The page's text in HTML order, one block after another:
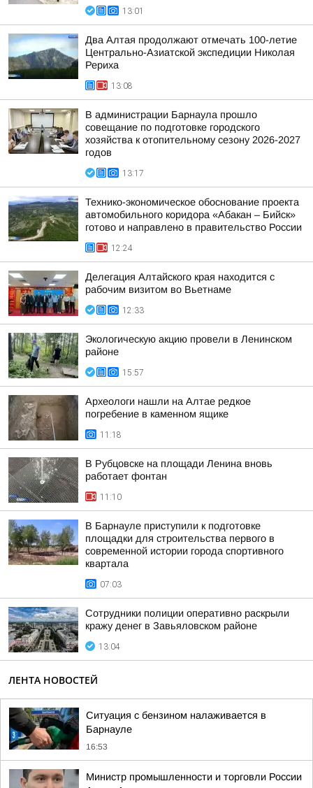
13:01
Два Алтая продолжают отмечать 100-летие
Центрально-Азиатской экспедиции Николая
Рериха
13:08
В администрации Барнаула прошло
совещание по подготовке городского
хозяйства к отопительному сезону 2026-2027
годов
13:17
Технико-экономическое обоснование проекта
автомобильного коридора «Абакан – Бийск»
готово и направлено в правительство России
12:24
Делегация Алтайского края находится с
рабочим визитом во Вьетнаме
12:33
Экологическую акцию провели в Ленинском
районе
15:57
Археологи нашли на Алтае редкое
погребение в каменном ящике
11:18
В Рубцовске на площади Ленина вновь
работает фонтан
11:10
В Барнауле приступили к подготовке
площадки для строительства первого в
современной истории города спортивного
квартала
07:03
Сотрудники полиции оперативно раскрыли
кражу денег в Завьяловском районе
13:04
ЛЕНТА НОВОСТЕЙ
Ситуация с бензином налаживается в
Барнауле
16:53
Министр промышленности и торговли России